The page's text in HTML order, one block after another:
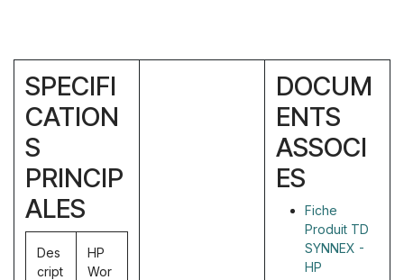
SPECIFI
CATION
S
PRINCIP
ALES
Des
cript
HP
Wor
DOCUM
ENTS
ASSOCI
ES
Fiche
Produit TD
SYNNEX -
HP